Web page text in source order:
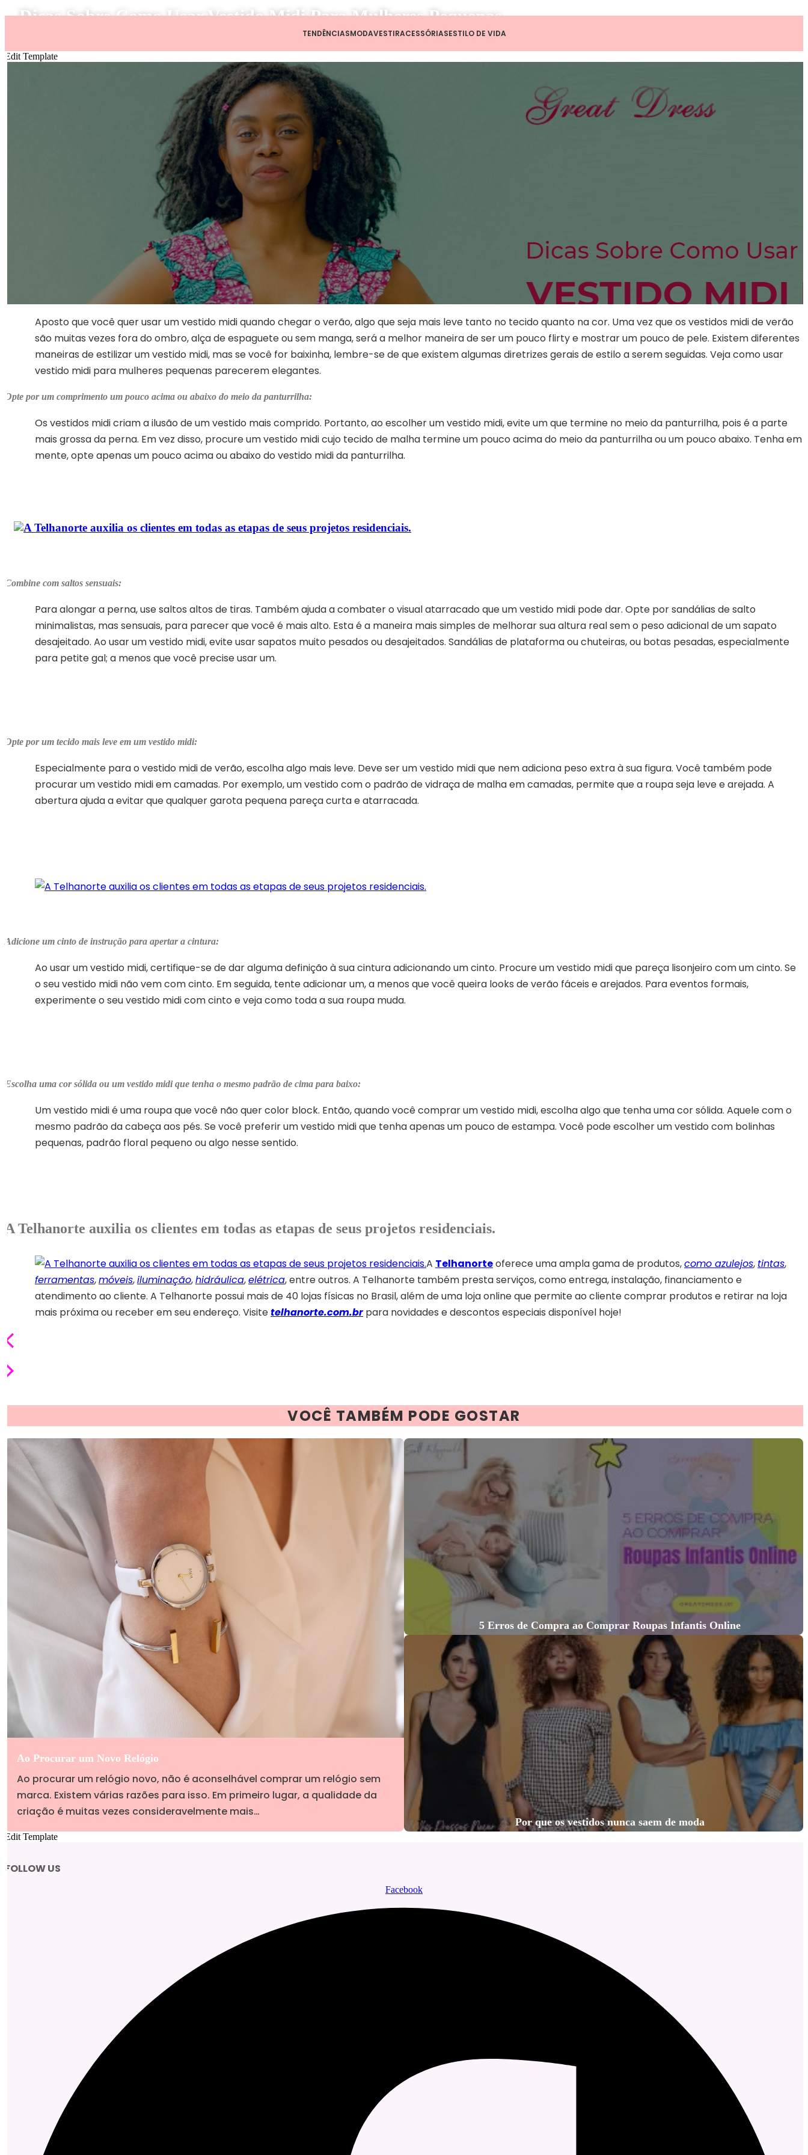
TENDÊNCIASMODAVESTIRACESSÓRIASESTILO DE VIDA
Edit Template
Dicas Sobre Como Usar Vestido Midi Para Mulheres Pequenas
Aposto que você quer usar um vestido midi quando chegar o verão, algo que seja mais leve tanto no tecido quanto na cor. Uma vez que os vestidos midi de verão
são muitas vezes fora do ombro, alça de espaguete ou sem manga, será a melhor maneira de ser um pouco flirty e mostrar um pouco de pele. Existem diferentes
maneiras de estilizar um vestido midi, mas se você for baixinha, lembre-se de que existem algumas diretrizes gerais de estilo a serem seguidas. Veja como usar
vestido midi para mulheres pequenas parecerem elegantes.
Opte por um comprimento um pouco acima ou abaixo do meio da panturrilha:
Os vestidos midi criam a ilusão de um vestido mais comprido. Portanto, ao escolher um vestido midi, evite um que termine no meio da panturrilha, pois é a parte
mais grossa da perna. Em vez disso, procure um vestido midi cujo tecido de malha termine um pouco acima do meio da panturrilha ou um pouco abaixo. Tenha em
mente, opte apenas um pouco acima ou abaixo do vestido midi da panturrilha.
Combine com saltos sensuais:
Para alongar a perna, use saltos altos de tiras. Também ajuda a combater o visual atarracado que um vestido midi pode dar. Opte por sandálias de salto
minimalistas, mas sensuais, para parecer que você é mais alto. Esta é a maneira mais simples de melhorar sua altura real sem o peso adicional de um sapato
desajeitado. Ao usar um vestido midi, evite usar sapatos muito pesados ​​ou desajeitados. Sandálias de plataforma ou chuteiras, ou botas pesadas, especialmente
para petite gal; a menos que você precise usar um.
Opte por um tecido mais leve em um vestido midi:
Especialmente para o vestido midi de verão, escolha algo mais leve. Deve ser um vestido midi que nem adiciona peso extra à sua figura. Você também pode
procurar um vestido midi em camadas. Por exemplo, um vestido com o padrão de vidraça de malha em camadas, permite que a roupa seja leve e arejada. A
abertura ajuda a evitar que qualquer garota pequena pareça curta e atarracada.
Adicione um cinto de instrução para apertar a cintura:
Ao usar um vestido midi, certifique-se de dar alguma definição à sua cintura adicionando um cinto. Procure um vestido midi que pareça lisonjeiro com um cinto. Se
o seu vestido midi não vem com cinto. Em seguida, tente adicionar um, a menos que você queira looks de verão fáceis e arejados. Para eventos formais,
experimente o seu vestido midi com cinto e veja como toda a sua roupa muda.
Escolha uma cor sólida ou um vestido midi que tenha o mesmo padrão de cima para baixo:
Um vestido midi é uma roupa que você não quer color block. Então, quando você comprar um vestido midi, escolha algo que tenha uma cor sólida. Aquele com o
mesmo padrão da cabeça aos pés. Se você preferir um vestido midi que tenha apenas um pouco de estampa. Você pode escolher um vestido com bolinhas
pequenas, padrão floral pequeno ou algo nesse sentido.
A Telhanorte auxilia os clientes em todas as etapas de seus projetos residenciais.
A Telhanorteoferece uma ampla gama de produtos,como azulejos, tintas,
ferramentas,móveis,iluminação,hidráulica,elétrica, entre outros. A Telhanorte também presta serviços, como entrega, instalação, financiamento e
atendimento ao cliente. A Telhanorte possui mais de 40 lojas físicas no Brasil, além de uma loja online que permite ao cliente comprar produtos e retirar na loja
mais próxima ou receber em seu endereço. Visitetelhanorte.com.brpara novidades e descontos especiais disponível hoje!
VOCÊ TAMBÉM PODE GOSTAR
Ao Procurar um Novo Relógio
Ao procurar um relógio novo, não é aconselhável comprar um relógio sem
marca. Existem várias razões para isso. Em primeiro lugar, a qualidade da
criação é muitas vezes consideravelmente mais…
5 Erros de Compra ao Comprar Roupas Infantis Online
Por que os vestidos nunca saem de moda
Edit Template
FOLLOW US
Facebook